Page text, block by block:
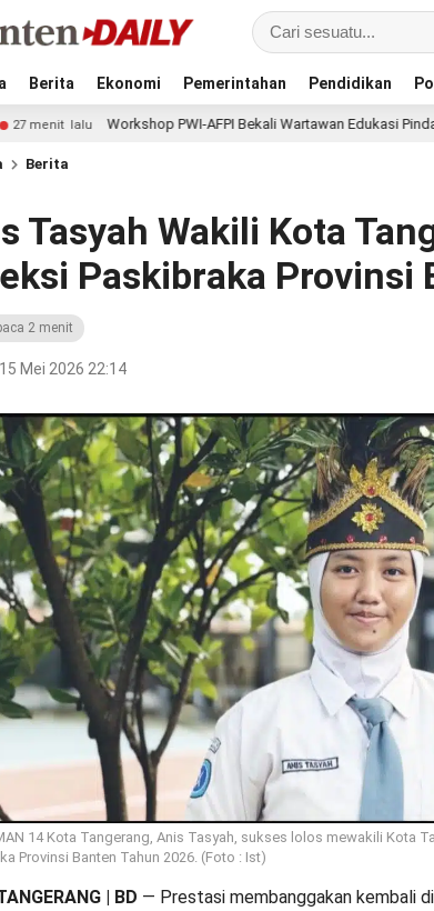
Berita Ekonomi Pemerintahan Pendidikan
PWI-AFPI Bekali Wartawan Edukasi Pindar Legal dan
Berita
Tasyah Wakili Kota
Paskibraka Provinsi
2 menit
Mei 2026 22:14
14 Kota Tangerang, Anis Tasyah, sukses lolos mewakili Kota
Provinsi Banten Tahun 2026. (Foto : Ist)
| BD — Prestasi membanggakan kembali